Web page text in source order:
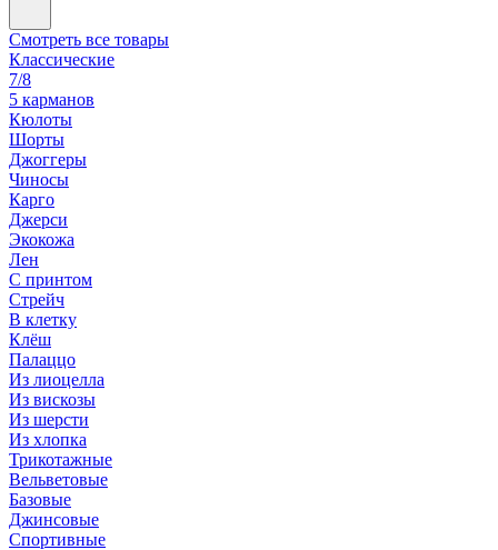
Смотреть все товары
Классические
7/8
5 карманов
Кюлоты
Шорты
Джоггеры
Чиносы
Карго
Джерси
Экокожа
Лен
С принтом
Стрейч
В клетку
Клёш
Палаццо
Из лиоцелла
Из вискозы
Из шерсти
Из хлопка
Трикотажные
Вельветовые
Базовые
Джинсовые
Спортивные